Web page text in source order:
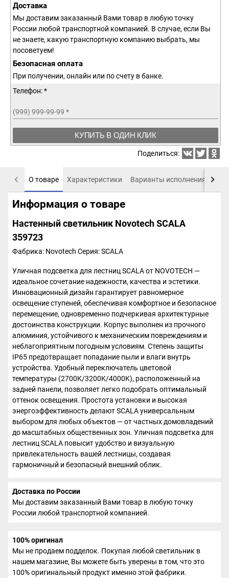
Доставка
Мы доставим заказанный Вами товар в любую точку
России любой транспортной компанией. В случае, если Вы
не знаете, какую транспортную компанию выбрать, мы
посоветуем!
Безопасная оплата
При получении, онлайн или по счету в банке.
Телефон: *
(999) 999-99-99 *
КУПИТЬ В ОДИН КЛИК
Поделиться:
О товаре Характеристики Варианты исполнения
Информация о товаре
Настенный светильник Novotech SCALA
359723
Фабрика: Novotech Серия: SCALA
Уличная подсветка для лестниц SCALA от NOVOTECH —
идеальное сочетание надежности, качества и эстетики.
Инновационный дизайн гарантирует равномерное
освещение ступеней, обеспечивая комфортное и безопасное
перемещение, одновременно подчеркивая архитектурные
достоинства конструкции. Корпус выполнен из прочного
алюминия, устойчивого к механическим повреждениям и
неблагоприятным погодным условиям. Степень защиты
IP65 предотвращает попадание пыли и влаги внутрь
устройства. Удобный переключатель цветовой
температуры (2700K/3200K/4000K), расположенный на
задней панели, позволяет легко подобрать оптимальный
оттенок освещения. Простота установки и высокая
энергоэффективность делают SCALA универсальным
выбором для любых объектов — от частных домовладений
до масштабных общественных зон. Уличная подсветка для
лестниц SCALA повысит удобство и визуальную
привлекательность вашей лестницы, создавая
гармоничный и безопасный внешний облик.
Доставка по России
Мы доставим заказанный Вами товар в любую точку
России любой транспортной компанией.
100% оригинал
Мы не продаем подделок. Покупая любой светильник в
нашем магазине, Вы можете быть уверены в том, что это
100% оригинальный продукт именно этой фабрики.